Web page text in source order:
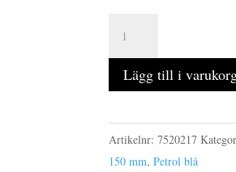
FROST
objekt
höjd
mm
petrol
Lägg till i
Artikelnr:7520217
150 mm,Petrol blå